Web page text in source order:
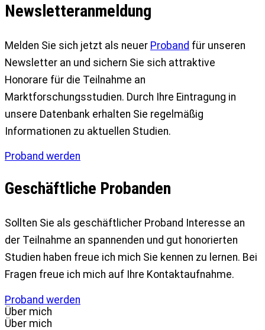
Newsletteranmeldung
Melden Sie sich jetzt als neuer Proband für unseren
Newsletter an und sichern Sie sich attraktive
Honorare für die Teilnahme an
Marktforschungsstudien. Durch Ihre Eintragung in
unsere Datenbank erhalten Sie regelmäßig
Informationen zu aktuellen Studien.
Proband werden
Geschäftliche Probanden
Sollten Sie als geschäftlicher Proband Interesse an
der Teilnahme an spannenden und gut honorierten
Studien haben freue ich mich Sie kennen zu lernen. Bei
Fragen freue ich mich auf Ihre Kontaktaufnahme.
Proband werden
Über mich
Über mich